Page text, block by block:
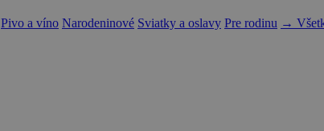
Pivo a víno Narodeninové Sviatky a oslavy Pre rodinu →